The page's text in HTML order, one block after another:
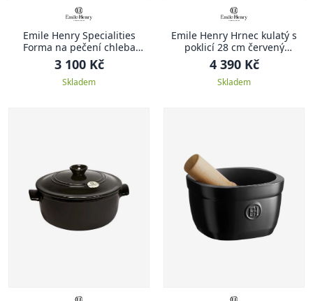
Emile Henry Specialities
Forma na pečení chleba
Specialities 32,5 x 29,5 cm
červená Burgundy
3 100 Kč
Skladem
Emile Henry Hrnec kulatý s
poklicí 28 cm červený
Burgundy
4 390 Kč
Skladem